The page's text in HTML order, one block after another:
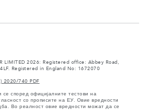
LIMITED 2026: Registered office: Abbey Road,
Registered in England No: 1672070
2020/740 PDF
се според официјалните тестови на
со прописите на ЕУ. Овие вредности
Во реалност овие вредности можат да се